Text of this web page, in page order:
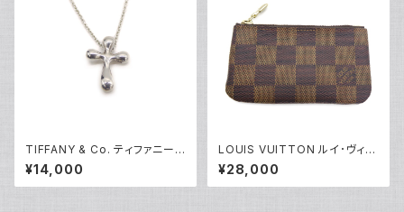
TIFFANY & Co. ティファニー
エルサペレッティ スモールクロ
ス ペンダント ネックレス シルバ
ー925 アズキチェーン Y0523
¥14,000
LOUIS VUITTON ルイ･ヴィト
ン ポシェットクレ ダミエ エベヌ
コインケース N62658 Y0464
9
¥28,000